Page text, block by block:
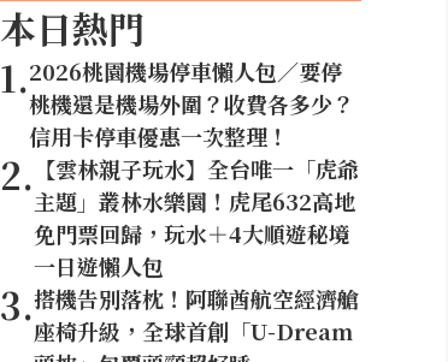
本日熱門
1.2026桃園機場停車懶人包／要停
桃機還是機場外圍？收費各多少？
信用卡停車優惠一次整理！
2. 【雲林親子玩水】全台唯一「虎爺
主題」叢林水樂園！虎尾632高地
免門票回歸，玩水＋4大順遊秘境
一日遊懶人包
3.搭機告別落枕！阿聯酋航空經濟艙
座椅升級，全球首創「U-Dream